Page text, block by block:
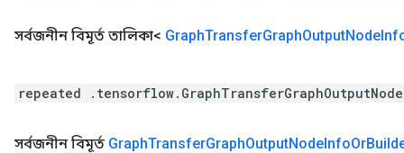
সর্বজনীন বিমূর্ত তালিকা< GraphTransferGraphOutputNode
repeated
সর্বজনীন বিমূর্ত GraphTransferGraphOutputNodeInfoOr